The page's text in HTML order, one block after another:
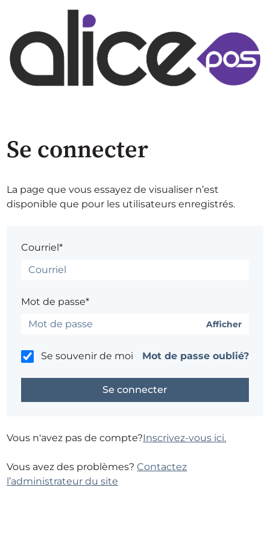
Se connecter
La page que vous essayez de visualiser n’est
disponible que pour les utilisateurs enregistrés.
Courriel*
Mot de passe*
Afficher
Se souvenir de moi Mot de passe oublié?
Vous n'avez pas de compte?Inscrivez-vous ici.
Vous avez des problèmes?Contactez
l’administrateur du site